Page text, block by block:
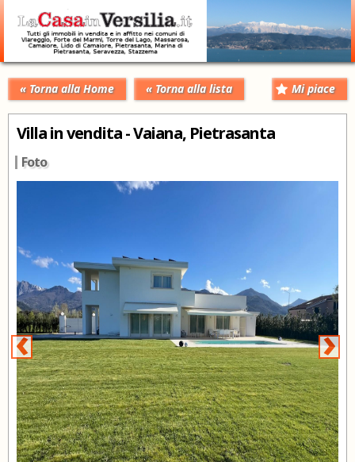
« Torna alla Home « Torna alla lista Mi piace
Villa in vendita - Vaiana, Pietrasanta
Foto
‹ ›